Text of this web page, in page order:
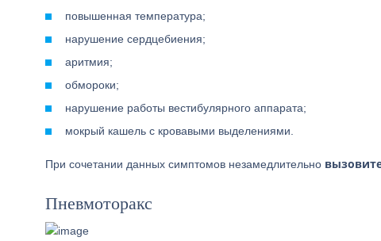
повышенная температура;
нарушение сердцебиения;
аритмия;
обмороки;
нарушение работы вестибулярного аппарата;
мокрый кашель с кровавыми выделениями.
При сочетании данных симптомов незамедлительно
Пневмоторакс